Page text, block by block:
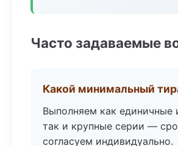
Часто задаваемые
Какой минимальный
Выполняем как единичные
так и крупные серии —
согласуем индивидуально.